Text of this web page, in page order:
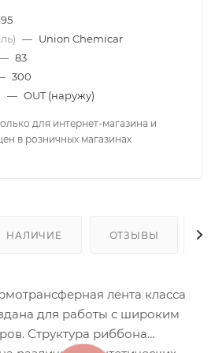
— Union Chemicar
83
300
— OUT (наружу)
для интернет-магазина и
в розничных магазинах
НАЛИЧИЕ ОТЗЫВЫ
лента класса
для работы с широким
Структура риббона